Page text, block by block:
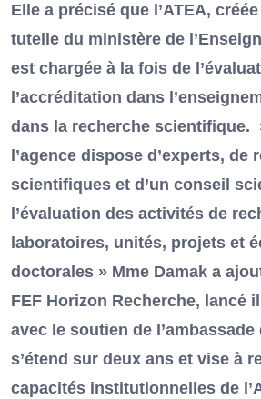
Elle a précisé que l’ATEA,
tutelle du ministère de
est chargée à la fois de
l’accréditation dans
dans la recherche scientifique.
l’agence dispose d’experts, de
scientifiques et d’un conseil
l’évaluation des activités de
laboratoires, unités, projets et
doctorales » Mme Damak a
FEF Horizon Recherche, lancé
avec le soutien de l’ambassade
s’étend sur deux ans et vise à
capacités institutionnelles de